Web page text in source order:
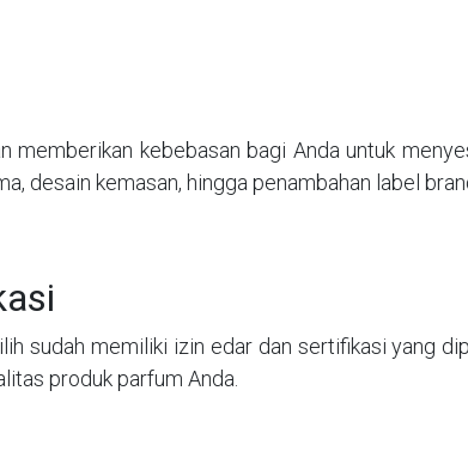
memberikan kebebasan bagi Anda untuk
desain kemasan, hingga penambahan label
sudah memiliki izin edar dan sertifikasi yang
produk parfum Anda.